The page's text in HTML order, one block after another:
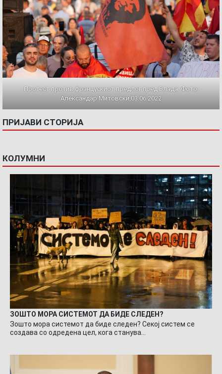
Протест против францускиот предлог пред Влада. Фото:
Александар Митовски,03.06.2022
ПРИЈАВИ СТОРИЈА
КОЛУМНИ
ЗОШТО МОРА СИСТЕМОТ ДА БИДЕ СЛЕДЕН?
Зошто мора системот да биде следен? Секој систем се
создава со одредена цел, кога станува…